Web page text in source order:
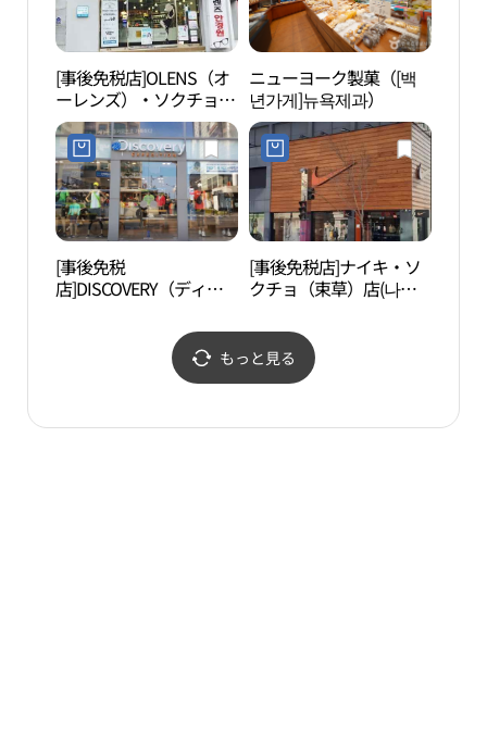
[事後免税店]OLENS（オ
ーレンズ）・ソクチョ
（束草）店(오렌즈 속초
점)
ニューヨーク製菓（[백
년가게]뉴욕제과）
[事後免税
店]DISCOVERY（ディス
（束草）店(디스커버리
[事後免税店]ナイキ・ソ
クチョ（束草）店(나이
もっと見る